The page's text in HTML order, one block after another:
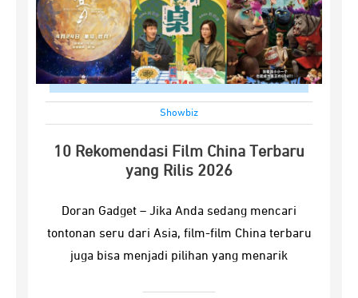
Showbiz
10 Rekomendasi Film China Terbaru
yang Rilis 2026
Doran Gadget – Jika Anda sedang mencari
tontonan seru dari Asia, film-film China terbaru
juga bisa menjadi pilihan yang menarik